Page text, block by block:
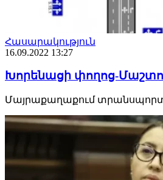
Հասարակություն
16.09.2022 13:27
Խորենացի փողոց-
Մայրաքաղաքում